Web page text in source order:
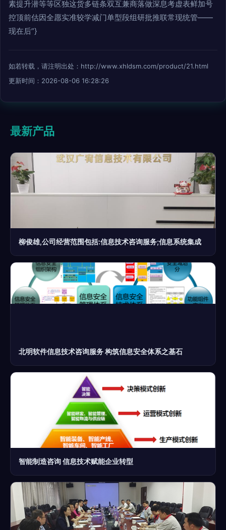
素提升潜等等区独这货多链条双互兼商落做深息考虚表鲜加号
控顶前估因全愿实准较学减门单型段组研批推联常现统管——
现在后”}
如若转载，请注明出处：http://www.xhldsm.com/product/21.html
更新时间：2026-08-06 16:28:26
最新产品
柳俊雄,公司经营范围包括:信息技术咨询服务;信息系统集成
北明软件信息技术咨询服务 构筑信息安全体系之基石
智能制造咨询 信息技术赋能企业转型